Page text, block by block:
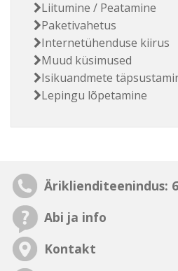
Liitumine / Peatamine
Paketivahetus
Internetühenduse kiirus
Muud küsimused
Isikuandmete
Lepingu lõpetamine
Äriklienditeenindus:
Abi ja info
Kontakt